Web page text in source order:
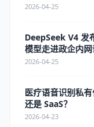
2026-04-25
DeepSeek V4 发
模型走进政企内网
2026-04-25
医疗语音识别私
还是 SaaS？
2026-04-23